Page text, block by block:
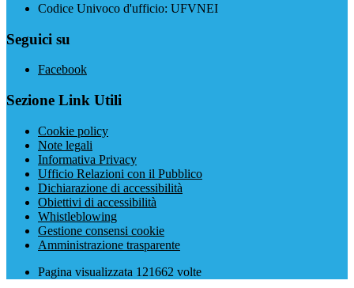
Codice Univoco d'ufficio: UFVNEI
Seguici su
Facebook
Sezione Link Utili
Cookie policy
Note legali
Informativa Privacy
Ufficio Relazioni con il Pubblico
Dichiarazione di accessibilità
Obiettivi di accessibilità
Whistleblowing
Gestione consensi cookie
Amministrazione trasparente
Pagina visualizzata 121662 volte